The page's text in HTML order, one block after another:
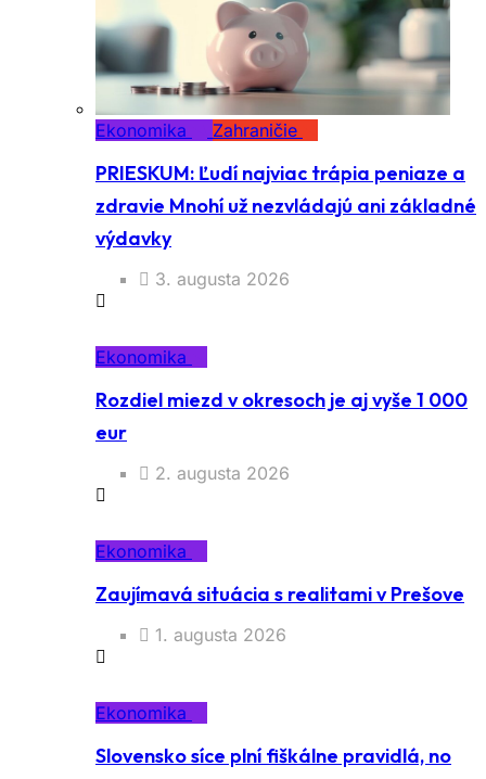
Ekonomika Zahraničie
PRIESKUM: Ľudí najviac trápia peniaze a
zdravie Mnohí už nezvládajú ani základné
výdavky
3. augusta 2026
Ekonomika
Rozdiel miezd v okresoch je aj vyše 1 000
eur
2. augusta 2026
Ekonomika
Zaujímavá situácia s realitami v Prešove
1. augusta 2026
Ekonomika
Slovensko síce plní fiškálne pravidlá, no